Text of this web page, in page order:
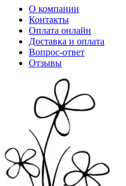
О компании
Контакты
Оплата онлайн
Доставка и оплата
Вопрос-ответ
Отзывы